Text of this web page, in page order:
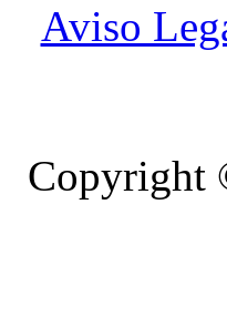
Aviso
Copyright